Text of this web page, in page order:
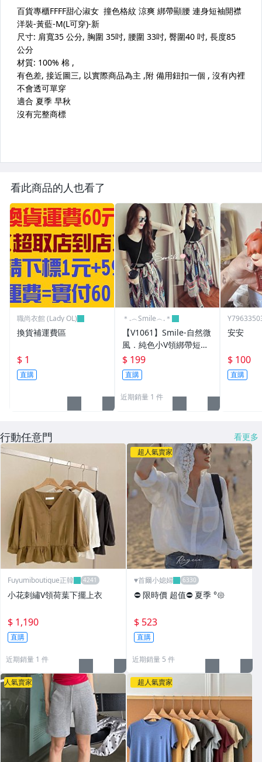
看此商品的人也看了
職尚衣館 (Lady OL)
換貨補運費區
$ 1
直購
＊.︵Smile︵.＊
【V1061】Smile-自然微
風．純色小V領綁帶短袖
連身裙洋裝
$ 199
直購
近期銷量 1 件
安安
$ 100
直購
行動任意門 看更多
Fuyumiboutique正韓
小花刺繡V領荷葉下擺上衣
$ 1,190
直購
近期銷量 1 件
超人氣賣家
♥️首爾小媳婦
⛔️ 限時價 超值⛔️ 夏季 °𑁍
$ 523
直購
近期銷量 5 件
人氣賣家 超人氣賣家